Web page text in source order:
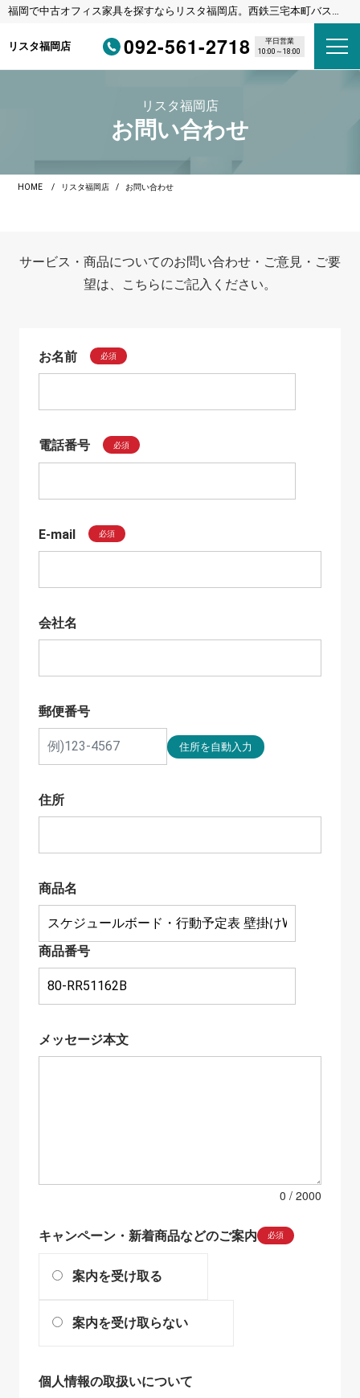
福岡で中古オフィス家具を探すならリスタ福岡店。西鉄三宅本町バス停
リスタ福岡店
092-561-2718
平日営業
10:00～18:00
リスタ福岡店
お問い合わせ
HOME リスタ福岡店 お問い合わせ
サービス・商品についてのお問い合わせ・ご意見・ご要
望は、こちらにご記入ください。
お名前 必須
電話番号 必須
E-mail 必須
会社名
郵便番号
住所
商品名
商品番号
メッセージ本文
0
キャンペーン・新着商品などのご案内 必須
案内を受け取る
案内を受け取らない
個人情報の取扱いについて